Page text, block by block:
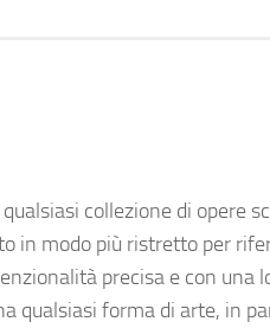
qualsiasi collezione di opere
in modo più ristretto per
precisa e con una
qualsiasi forma di arte, in